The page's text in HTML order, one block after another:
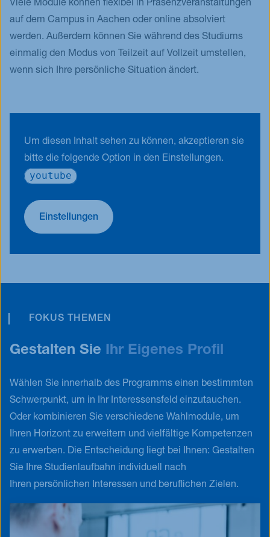
Viele Module können flexibel in Präsenzveranstaltungen
auf dem Campus in Aachen oder online absolviert
werden. Außerdem können Sie während des Studiums
einmalig den Modus von Teilzeit auf Vollzeit umstellen,
wenn sich Ihre persönliche Situation ändert.
Um diesen Inhalt sehen zu können, akzeptieren sie
bitte die folgende Option in den Einstellungen.
youtube
Einstellungen
FOKUS THEMEN
Gestalten Sie Ihr Eigenes Profil
Wählen Sie innerhalb des Programms einen bestimmten
Schwerpunkt, um in Ihr Interessensfeld einzutauchen.
Oder kombinieren Sie verschiedene Wahlmodule, um
Ihren Horizont zu erweitern und vielfältige Kompetenzen
zu erwerben. Die Entscheidung liegt bei Ihnen: Gestalten
Sie Ihre Studienlaufbahn individuell nach
Ihren persönlichen Interessen und beruflichen Zielen.